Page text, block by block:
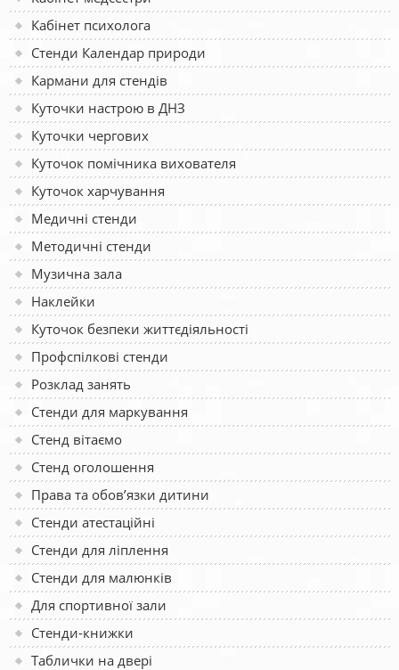
Кабінет психолога
Стенди Календар природи
Кармани для стендів
Куточки настрою в ДНЗ
Куточки чергових
Куточок помічника вихователя
Куточок харчування
Медичні стенди
Методичні стенди
Музична зала
Наклейки
Куточок безпеки життєдіяльності
Профспілкові стенди
Розклад занять
Стенди для маркування
Стенд вітаємо
Стенд оголошення
Права та обов’язки дитини
Стенди атестаційні
Стенди для ліплення
Стенди для малюнків
Для спортивної зали
Стенди-книжки
Таблички на двері